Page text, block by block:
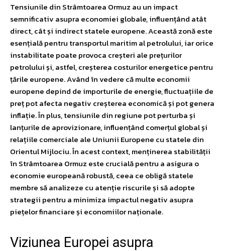
Tensiunile din Strâmtoarea Ormuz au un impact
semnificativ asupra economiei globale, influențând atât
direct, cât și indirect statele europene. Această zonă este
esențială pentru transportul maritim al petrolului, iar orice
instabilitate poate provoca creșteri ale prețurilor
petrolului și, astfel, creșterea costurilor energetice pentru
țările europene. Având în vedere că multe economii
europene depind de importurile de energie, fluctuațiile de
preț pot afecta negativ creșterea economică și pot genera
inflație. În plus, tensiunile din regiune pot perturba și
lanțurile de aprovizionare, influențând comerțul global și
relațiile comerciale ale Uniunii Europene cu statele din
Orientul Mijlociu. În acest context, menținerea stabilității
în Strâmtoarea Ormuz este crucială pentru a asigura o
economie europeană robustă, ceea ce obligă statele
membre să analizeze cu atenție riscurile și să adopte
strategii pentru a minimiza impactul negativ asupra
piețelor financiare și economiilor naționale.
Viziunea Europei asupra